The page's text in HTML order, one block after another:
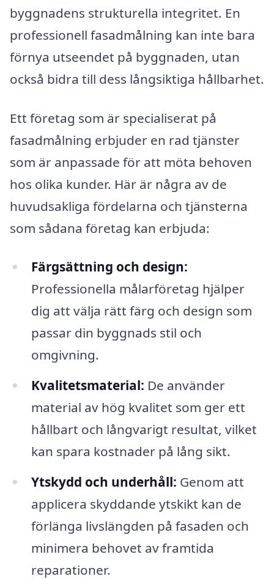
byggnadens strukturella integritet. En
professionell fasadmålning kan inte bara
förnya utseendet på byggnaden, utan
också bidra till dess långsiktiga hållbarhet.
Ett företag som är specialiserat på
fasadmålning erbjuder en rad tjänster
som är anpassade för att möta behoven
hos olika kunder. Här är några av de
huvudsakliga fördelarna och tjänsterna
som sådana företag kan erbjuda:
Färgsättning och design:
Professionella målarföretag hjälper
dig att välja rätt färg och design som
passar din byggnads stil och
omgivning.
Kvalitetsmaterial: De använder
material av hög kvalitet som ger ett
hållbart och långvarigt resultat, vilket
kan spara kostnader på lång sikt.
Ytskydd och underhåll: Genom att
applicera skyddande ytskikt kan de
förlänga livslängden på fasaden och
minimera behovet av framtida
reparationer.